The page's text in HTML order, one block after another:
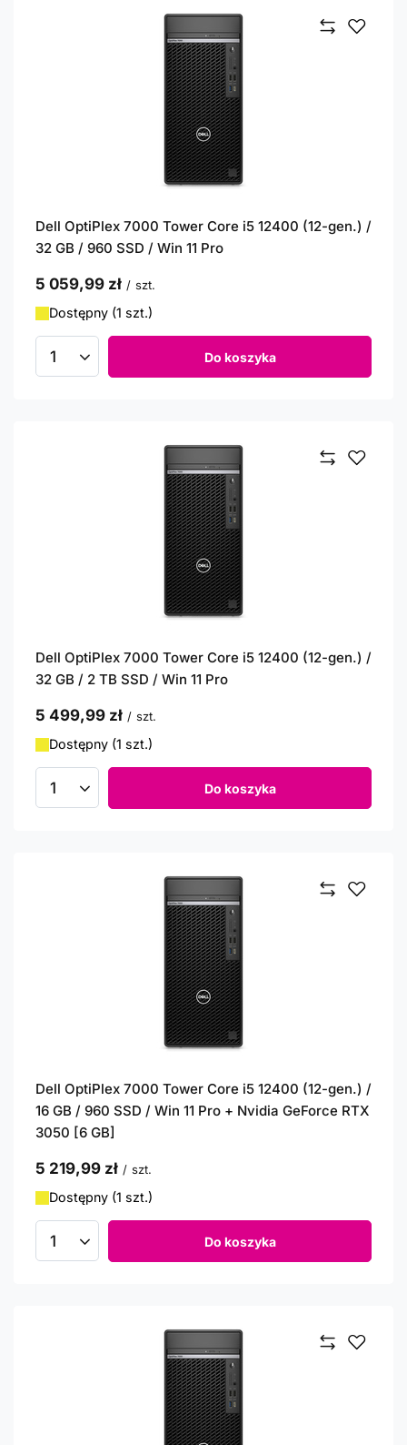
Dell OptiPlex 7000 Tower Core i5 12400 (12-gen.) /
32 GB / 960 SSD / Win 11 Pro
5 059,99 zł / szt.
Dostępny (1 szt.)
Ilość produktów Do koszyka
Dell OptiPlex 7000 Tower Core i5 12400 (12-gen.) /
32 GB / 2 TB SSD / Win 11 Pro
5 499,99 zł / szt.
Dostępny (1 szt.)
Ilość produktów Do koszyka
Dell OptiPlex 7000 Tower Core i5 12400 (12-gen.) /
16 GB / 960 SSD / Win 11 Pro + Nvidia GeForce RTX
3050 [6 GB]
5 219,99 zł / szt.
Dostępny (1 szt.)
Ilość produktów Do koszyka